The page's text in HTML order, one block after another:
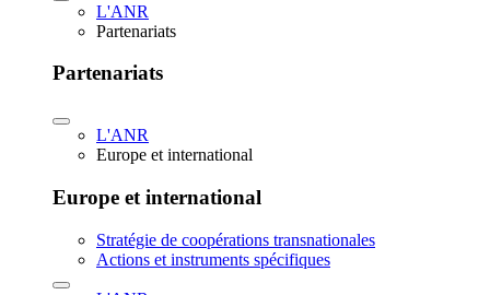
L'ANR
Partenariats
Partenariats
L'ANR
Europe et international
Europe et international
Stratégie de coopérations transnationales
Actions et instruments spécifiques